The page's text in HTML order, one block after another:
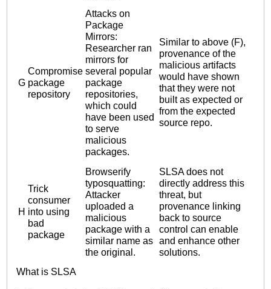
G
Compromise
package
repository
Attacks on
Package
Mirrors:
Researcher ran
mirrors for
several popular
package
repositories,
which could
have been used
to serve
malicious
packages.
Similar to above (F),
provenance of the
malicious artifacts
would have shown
that they were not
built as expected or
from the expected
source repo.
H
Trick
consumer
into using
bad
package
Browserify
typosquatting:
Attacker
uploaded a
malicious
package with a
similar name as
the original.
SLSA does not
directly address this
threat, but
provenance linking
back to source
control can enable
and enhance other
solutions.
What is SLSA